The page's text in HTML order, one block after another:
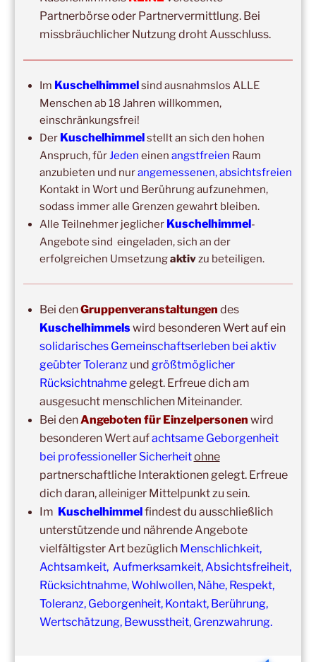
Mit der Anmeldung akzeptiere ich die Regeln zur
Privatsphäre dieser Seite.
DIE NÄCHSTEN 8 VERANSTALTUNGEN:
15:00–20:00,8. August 2026–Mainz
Kuschelhimmel 5h Kuscheln
14:00– 19:00,29. August 2026–Boppard
15:00 – 20:00 12. September 2026
Erbach/Rheingau Kuschelhimmel 5h Kuscheln
Ganztags,13. September 2026–Jahresgruppe
Ausbildung Berührungs- und Kuscheltrainer*in
19. September 2026
Kuschelhimmel 5h mit Klangschalenbegleitung
Wochenend-Event,26. September 2026–27.
September 2026–Wochenende für 2:1 Ausbildung
14:00 – 20:00,3. Oktober 2026–Oberursel
Kuschelhimmel 6h
Wochenend-Event, 17. Oktober 2026–18. Oktober
2026–Wochenende für 2:1 Ausbildung
14:00– 16:00,24. Oktober 2026–Free Hugs-Aktion
Frankfurt, Zeil (Nähe Konstabler Wache, vor H&M) 2h
Partnerbörse oder Partnervermittlung. Bei
missbräuchlicher Nutzung droht Ausschluss.
Im Kuschelhimmelsind ausnahmslos ALLE
Menschen ab 18 Jahren willkommen,
einschränkungsfrei!
Der Kuschelhimmelstellt an sich den hohen
Anspruch, fürJeden einen angstfreien Raum
anzubieten und nurangemessenen, absichtsfreien
Kontakt in Wort und Berührung aufzunehmen,
sodass immer alle Grenzen gewahrt bleiben.
Alle Teilnehmer jeglicher Kuschelhimmel-
Angebote sind eingeladen, sich an der
erfolgreichen Umsetzungaktivzu beteiligen.
Bei denGruppenveranstaltungen des
Kuschelhimmelswird besonderen Wert auf ein
solidarisches Gemeinschaftserleben bei aktiv
geübter Toleranz und größtmöglicher
Rücksichtnahmegelegt. Erfreue dich am
ausgesucht menschlichen Miteinander.
Bei denAngeboten für Einzelpersonen wird
besonderen Wert aufachtsame Geborgenheit
bei professioneller Sicherheitohne
partnerschaftliche Interaktionen gelegt. Erfreue
dich daran, alleiniger Mittelpunkt zu sein.
Im Kuschelhimmelfindest du ausschließlich
unterstützende und nährende Angebote
vielfältigster Art bezüglich Menschlichkeit,
Achtsamkeit, Aufmerksamkeit, Absichtsfreiheit,
Rücksichtnahme, Wohlwollen, Nähe, Respekt,
Toleranz, Geborgenheit, Kontakt, Berührung,
Wertschätzung, Bewusstheit, Grenzwahrung.